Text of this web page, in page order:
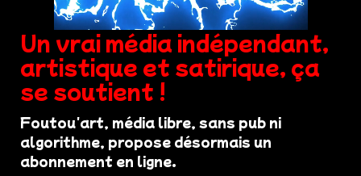
Un vrai média indépendant,
artistique et satirique, ça
se soutient !
Foutou'art, média libre, sans pub ni
algorithme, propose désormais un
abonnement en ligne.